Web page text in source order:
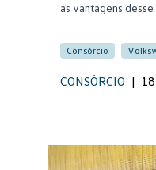
as vantagens
Consórcio
CONSÓRCIO |